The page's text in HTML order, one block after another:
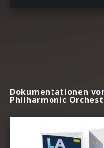
Dokumentationen
Philharmonic